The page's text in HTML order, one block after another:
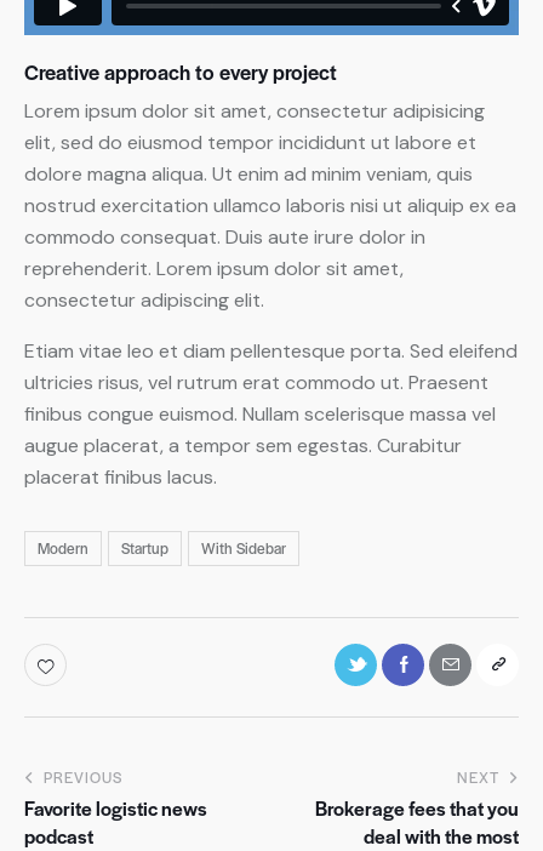
Creative approach to every project
Lorem ipsum dolor sit amet, consectetur adipisicing
elit, sed do eiusmod tempor incididunt ut labore et
dolore magna aliqua. Ut enim ad minim veniam, quis
nostrud exercitation ullamco laboris nisi ut aliquip ex ea
commodo consequat. Duis aute irure dolor in
reprehenderit. Lorem ipsum dolor sit amet,
consectetur adipiscing elit.
Etiam vitae leo et diam pellentesque porta. Sed eleifend
ultricies risus, vel rutrum erat commodo ut. Praesent
finibus congue euismod. Nullam scelerisque massa vel
augue placerat, a tempor sem egestas. Curabitur
placerat finibus lacus.
Modern Startup With Sidebar
PREVIOUS
Favorite logistic news
podcast
NEXT
Brokerage fees that you
deal with the most